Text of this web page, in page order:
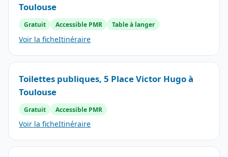
Toulouse
Gratuit Accessible PMR Table à langer
Voir la ficheItinéraire
Toilettes publiques, 5 Place Victor Hugo à
Toulouse
Gratuit Accessible PMR
Voir la ficheItinéraire